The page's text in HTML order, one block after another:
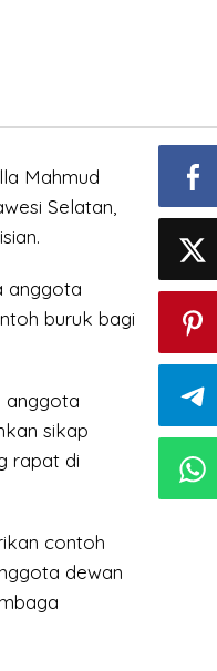
Mahmud
Selatan,
anggota
buruk bagi
anggota
sikap
rapat di
contoh
dewan